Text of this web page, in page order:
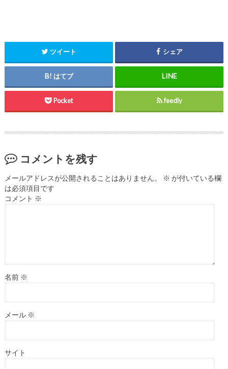
ツイート シェア
はてブ
Pocket feedly
コメントを残す
メールアドレスが公開されることはありません。 ※ が付いている欄
は必須項目です
コメント ※
名前 ※
メール ※
サイト